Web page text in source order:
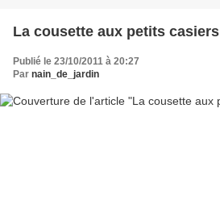
La cousette aux petits casiers
Publié le 23/10/2011 à 20:27
Par nain_de_jardin